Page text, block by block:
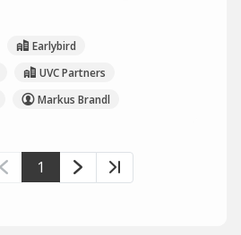
Earlybird
UVC Partners
Markus Brandl
1